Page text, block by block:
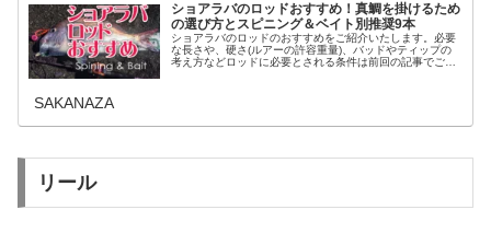
ショアラバのロッドおすすめ！真鯛を掛けるため
の選び方とスピニング＆ベイト別推奨9本
ショアラバのロッドのおすすめをご紹介いたします。必要
な長さや、硬さ(ルアーの許容重量)、バッドやティップの
考え方などロッドに必要とされる条件は前回の記事でご説
SAKANAZA
リール